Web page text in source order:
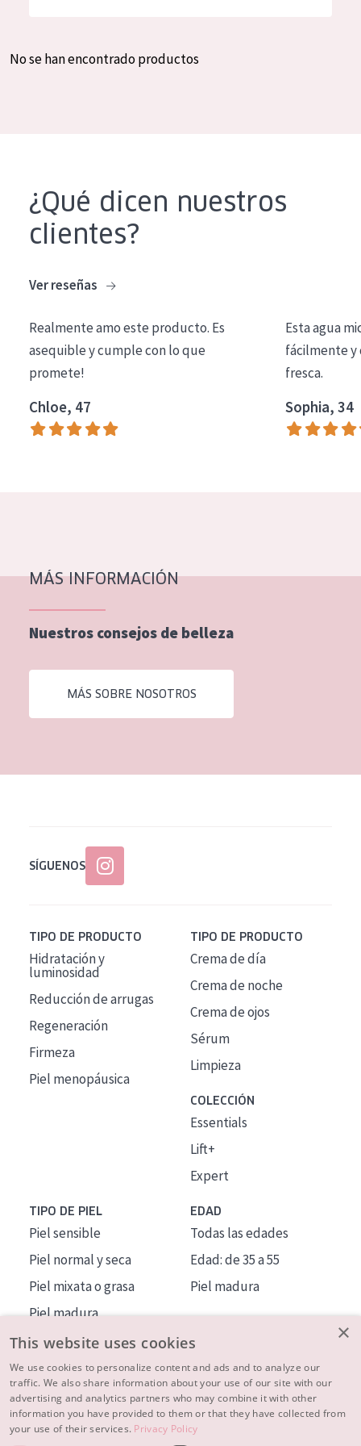
Crema de día
Crema de noche
Limpieza
COLECCIÓN
Essentials
Lift+
Piel normal y seca
Piel mixata o grasa
Piel madura
Piel expuesta al sol
Piel menopáusica
Todas las edades
Spanish
No se han encontrado productos
¿Qué dicen nuestros
clientes?
Ver reseñas
Realmente amo este producto. Es
asequible y cumple con lo que
promete!
Chloe, 47
Esta agua
fácilmente y
fresca.
Sophia, 34
MÁS INFORMACIÓN
Nuestros consejos de belleza
MÁS SOBRE NOSOTROS
SÍGUENOS
TIPO DE PRODUCTO
Hidratación y
luminosidad
Reducción de arrugas
Regeneración
Firmeza
Piel menopáusica
TIPO DE PRODUCTO
Crema de día
Crema de noche
Crema de ojos
Sérum
Limpieza
COLECCIÓN
Essentials
Lift+
Expert
TIPO DE PIEL
Piel sensible
Piel normal y seca
Piel mixata o grasa
Piel madura
Piel expuesta al sol
Piel menopáusica
EDAD
Todas las edades
Edad: de 35 a 55
Piel madura
MÁS SOBRE NOSOTROS
INSPIRACIÓN
×
This website uses cookies
We use cookies to personalize content and ads and to analyze our
traffic. We also share information about your use of our site with our
advertising and analytics partners who may combine it with other
information you have provided to them or that they have collected from
your use of their services. Privacy Policy